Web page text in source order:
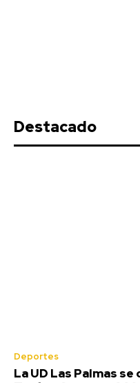
Destacado
Deportes
La UD Las Palmas